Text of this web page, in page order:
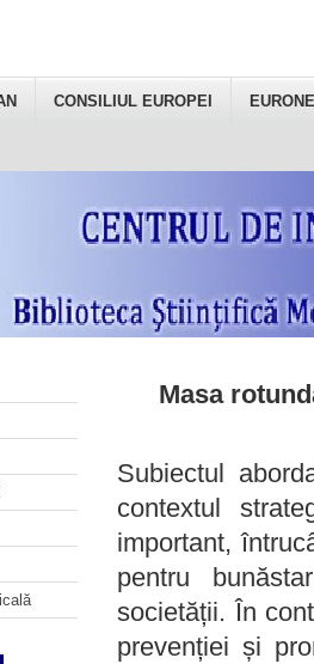
CONSILIUL EUROPEI
Masa
Subiectul
contextul
important,
pentru
societății. În
prevenției și